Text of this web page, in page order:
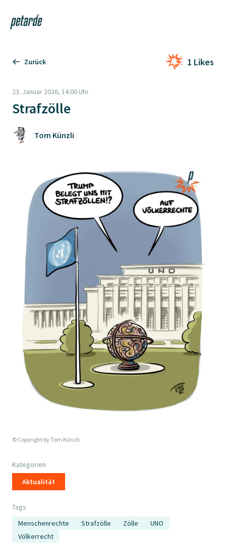
Zur Startseite
Zurück 1 Likes
23. Januar 2026, 14:00 Uhr
Strafzölle
Tom Künzli
© Copyright byTom Künzli
Kategorien
Aktualität
Tags
Menschenrechte
Strafzölle Zölle
UNO
Völkerrecht